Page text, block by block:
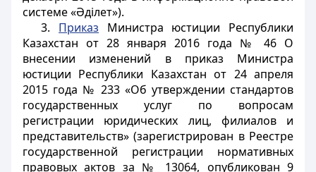
системе «Әділет»).
3. Приказ Министра юстиции Республики
Казахстан от 28 января 2016 года № 46 О
внесении изменений в приказ Министра
юстиции Республики Казахстан от 24 апреля
2015 года № 233 «Об утверждении стандартов
государственных услуг по вопросам
регистрации юридических лиц, филиалов и
представительств» (зарегистрирован в Реестре
государственной регистрации нормативных
правовых актов за № 13064, опубликован 9